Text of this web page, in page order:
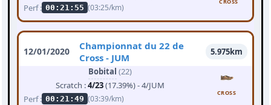
Perf : 00:21:55 (03:25/km)
12/01/2020
Championnat du 22 de
Cross - JUM
5.975km
Bobital (22)
Scratch :4/23(17.39%) - 4/JUM
Perf : 00:21:49 (03:39/km)
CROSS